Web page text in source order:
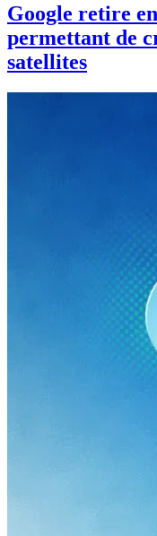
Google retire
permettant de
satellites